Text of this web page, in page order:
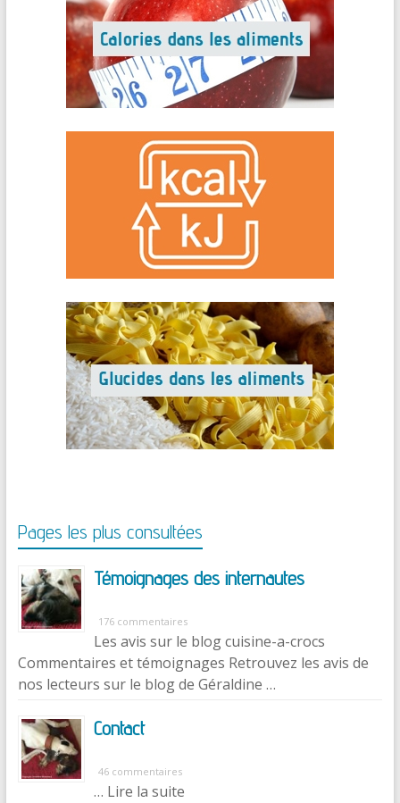
Pages les plus consultées
Témoignages des internautes
176 commentaires
Les avis sur le blog cuisine-a-crocs
Commentaires et témoignages Retrouvez les avis de
nos lecteurs sur le blog de Géraldine …
Contact
46 commentaires
… Lire la suite